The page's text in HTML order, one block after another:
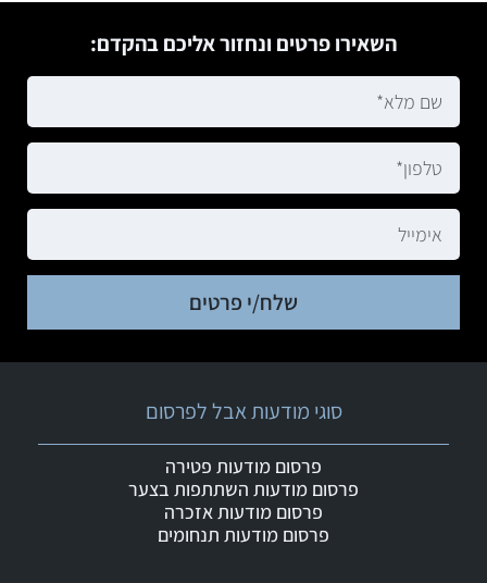
השאירו פרטים ונחזור אליכם בהקדם:
שלח/י פרטים
סוגי מודעות אבל לפרסום
פרסום מודעות פטירה
פרסום מודעות השתתפות בצער
פרסום מודעות אזכרה
פרסום מודעות תנחומים